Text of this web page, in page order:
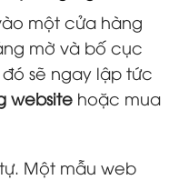
một cửa hàng
mờ và bố cục
sẽ ngay lập tức
website hoặc mua
Một mẫu web